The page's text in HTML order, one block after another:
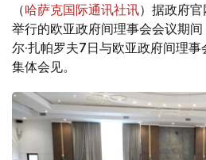
（哈萨克国际通讯社讯）据政府
举行的欧亚政府间理事会会议期
尔·扎帕罗夫7日与欧亚政府间理
集体会见。